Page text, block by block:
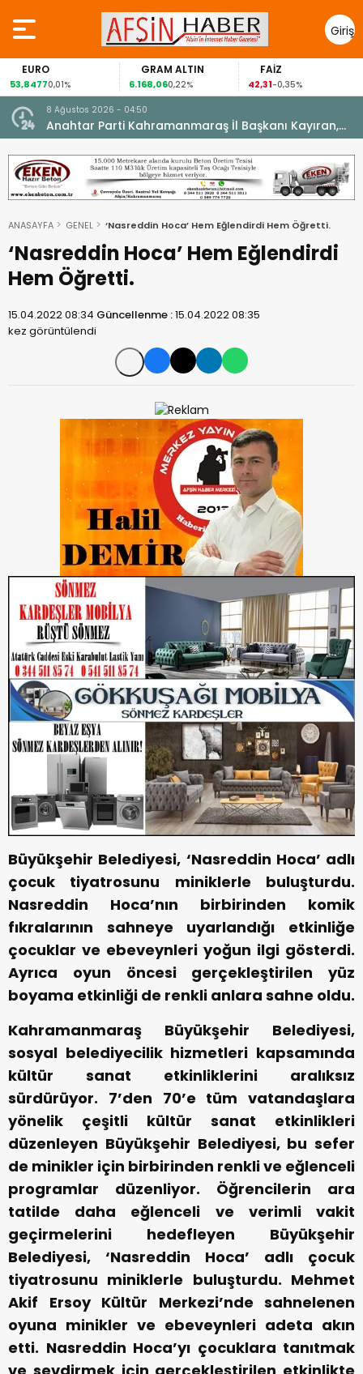
Giriş
Yap
EURO
0,01%
GRAM ALTIN
6.168,060,22%
FAİZ
42,31-0,35%
8 Ağustos 2026 - 04:50
Anahtar Parti Kahramanmaraş İl Başkanı Kayıran,
Afşin Teşkilatı ile buluştu.
ANASAYFA GENEL ‘Nasreddin Hoca’ Hem Eğlendirdi Hem Öğretti.
‘Nasreddin Hoca’ Hem Eğlendirdi
Hem Öğretti.
15.04.2022 08:34 Güncellenme :15.04.2022 08:35
kez görüntülendi
Büyükşehir Belediyesi, ‘Nasreddin Hoca’ adlı
çocuk tiyatrosunu miniklerle buluşturdu.
Nasreddin Hoca’nın birbirinden komik
fıkralarının sahneye uyarlandığı etkinliğe
çocuklar ve ebeveynleri yoğun ilgi gösterdi.
Ayrıca oyun öncesi gerçekleştirilen yüz
boyama etkinliği de renkli anlara sahne oldu.
Kahramanmaraş Büyükşehir Belediyesi,
sosyal belediyecilik hizmetleri kapsamında
kültür sanat etkinliklerini aralıksız
sürdürüyor. 7’den 70’e tüm vatandaşlara
yönelik çeşitli kültür sanat etkinlikleri
düzenleyen Büyükşehir Belediyesi, bu sefer
de minikler için birbirinden renkli ve eğlenceli
programlar düzenliyor. Öğrencilerin ara
tatilde daha eğlenceli ve verimli vakit
geçirmelerini hedefleyen Büyükşehir
Belediyesi, ‘Nasreddin Hoca’ adlı çocuk
tiyatrosunu miniklerle buluşturdu. Mehmet
Akif Ersoy Kültür Merkezi’nde sahnelenen
oyuna minikler ve ebeveynleri adeta akın
etti. Nasreddin Hoca’yı çocuklara tanıtmak